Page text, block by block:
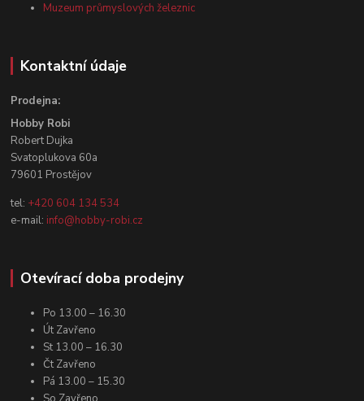
Muzeum průmyslových železnic
Kontaktní údaje
Prodejna:
Hobby Robi
Robert Dujka
Svatoplukova 60a
79601 Prostějov
tel: +420 604 134 534
e-mail: info@hobby-robi.cz
Otevírací doba prodejny
Po 13.00 – 16.30
Út Zavřeno
St 13.00 – 16.30
Čt Zavřeno
Pá 13.00 – 15.30